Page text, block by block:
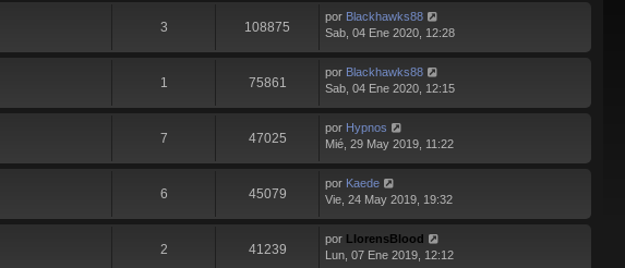
3 108875
por Blackhawks88
Sab, 04 Ene 2020, 12:28
1 75861
por Blackhawks88
Sab, 04 Ene 2020, 12:15
7 47025
por Hypnos
Mié, 29 May 2019, 11:22
6 45079
por Kaede
Vie, 24 May 2019, 19:32
2 41239
por LlorensBlood
Lun, 07 Ene 2019, 12:12